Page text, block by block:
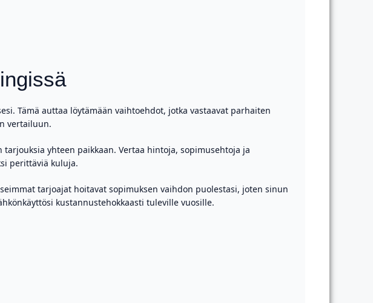
Tämä auttaa löytämään vaihtoehdot, jotka vastaavat parhaiten
vertailuun.
yhteen paikkaan. Vertaa hintoja, sopimusehtoja ja
perittäviä kuluja.
tarjoajat hoitavat sopimuksen vaihdon puolestasi, joten sinun
kustannustehokkaasti tuleville vuosille.